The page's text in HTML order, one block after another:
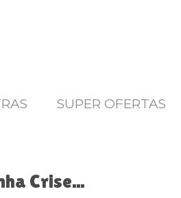
SUPER OFERTAS
Crise...